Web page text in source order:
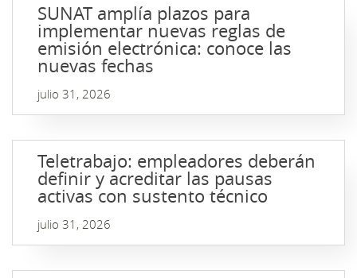
SUNAT amplía plazos para
implementar nuevas reglas de
emisión electrónica: conoce las
nuevas fechas
julio 31, 2026
Teletrabajo: empleadores deberán
definir y acreditar las pausas
activas con sustento técnico
julio 31, 2026